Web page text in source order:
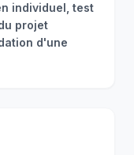
individuel, test
projet
d'une